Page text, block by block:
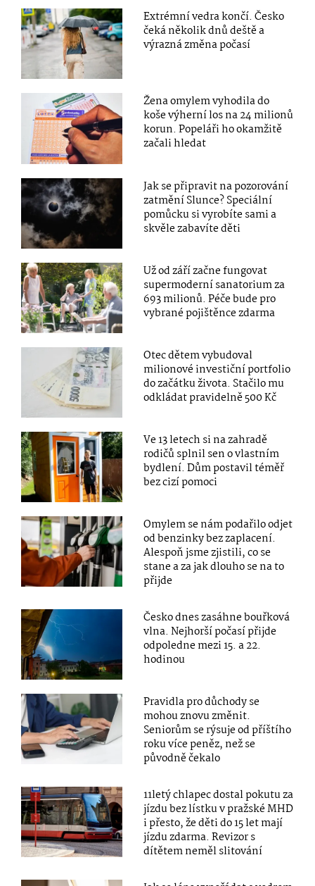
Extrémní vedra končí. Česko
čeká několik dnů deště a
výrazná změna počasí
Žena omylem vyhodila do
koše výherní los na 24 milionů
korun. Popeláři ho okamžitě
začali hledat
Jak se připravit na pozorování
zatmění Slunce? Speciální
pomůcku si vyrobíte sami a
skvěle zabavíte děti
Už od září začne fungovat
supermoderní sanatorium za
693 milionů. Péče bude pro
vybrané pojištěnce zdarma
Otec dětem vybudoval
milionové investiční portfolio
do začátku života. Stačilo mu
odkládat pravidelně 500 Kč
Ve 13 letech si na zahradě
rodičů splnil sen o vlastním
bydlení. Dům postavil téměř
bez cizí pomoci
Omylem se nám podařilo odjet
od benzinky bez zaplacení.
Alespoň jsme zjistili, co se
stane a za jak dlouho se na to
přijde
Česko dnes zasáhne bouřková
vlna. Nejhorší počasí přijde
odpoledne mezi 15. a 22.
hodinou
Pravidla pro důchody se
mohou znovu změnit.
Seniorům se rýsuje od příštího
roku více peněz, než se
původně čekalo
11letý chlapec dostal pokutu za
jízdu bez lístku v pražské MHD
i přesto, že děti do 15 let mají
jízdu zdarma. Revizor s
dítětem neměl slitování